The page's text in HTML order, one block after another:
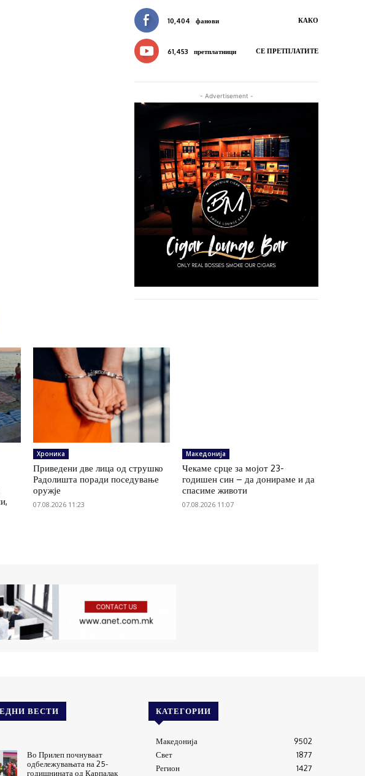
10,404 фанови КАКО
61,453 претплатници СЕ ПРЕТПЛАТИТЕ
- Advertisement -
Хроника
Приведени две лица од струшко
Радолишта поради поседување
оружје
07.08.2026 11:23
Македонија
Чекаме срце за мојот 23-
годишен син – да донираме и да
спасиме животи
07.08.2026 11:07
ВЕСТИ
Во Прилеп почнуваат
одбележувањата на 25-
годишнината од Карпалак
КАТЕГОРИИ
Македонија
9502
Свет
1877
Регион
1427